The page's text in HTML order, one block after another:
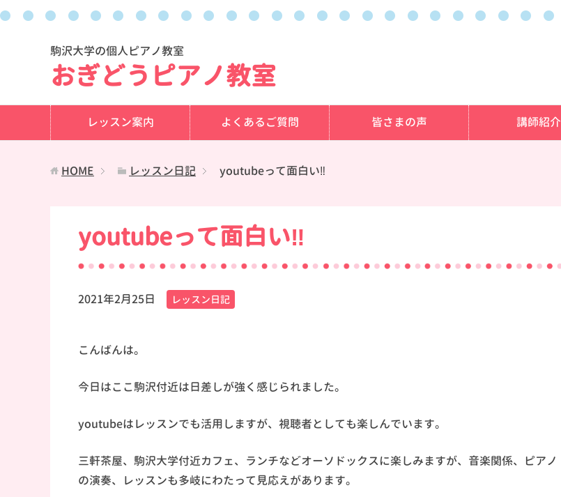
駒沢大学の個人ピアノ教室
おぎどうピアノ教室
レッスン案内 よくあるご質問 皆さまの声 講師紹介
HOME レッスン日記 youtubeって面白い‼
youtubeって面白い‼
2021年2月25日 レッスン日記
こんばんは。
今日はここ駒沢付近は日差しが強く感じられました。
youtubeはレッスンでも活用しますが、視聴者としても楽しんでいます。
三軒茶屋、駒沢大学付近カフェ、ランチなどオーソドックスに楽しみますが、音楽関係、ピアノ
の演奏、レッスンも多岐にわたって見応えがあります。